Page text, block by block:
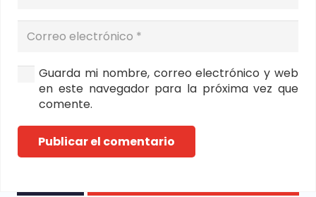
Guarda mi nombre, correo electrónico y web
en este navegador para la próxima vez que
comente.
Publicar el comentario